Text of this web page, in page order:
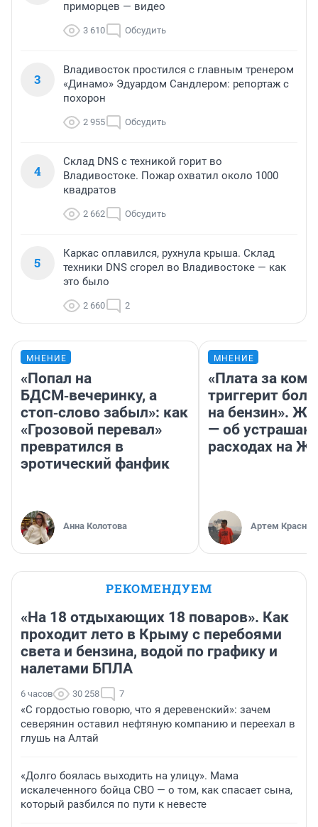
приморцев — видео
3 610 Обсудить
3
Владивосток простился с главным тренером
«Динамо» Эдуардом Сандлером: репортаж с
похорон
2 955 Обсудить
4
Склад DNS с техникой горит во
Владивостоке. Пожар охватил около 1000
квадратов
2 662 Обсудить
5
Каркас оплавился, рухнула крыша. Склад
техники DNS сгорел во Владивостоке — как
это было
2 660 2
МНЕНИЕ
«Попал на
БДСМ‑вечеринку, а
стоп‑слово забыл»: как
«Грозовой перевал»
превратился в
эротический фанфик
Анна Колотова
МНЕНИЕ
«Плата за
триггерит
на бензин».
— об
расходах на
Артем Краснов
РЕКОМЕНДУЕМ
«На 18 отдыхающих 18 поваров». Как
проходит лето в Крыму с перебоями
света и бензина, водой по графику и
налетами БПЛА
6 часов 30 258 7
«С гордостью говорю, что я деревенский»: зачем
северянин оставил нефтяную компанию и переехал в
глушь на Алтай
«Долго боялась выходить на улицу». Мама
искалеченного бойца СВО — о том, как спасает сына,
который разбился по пути к невесте